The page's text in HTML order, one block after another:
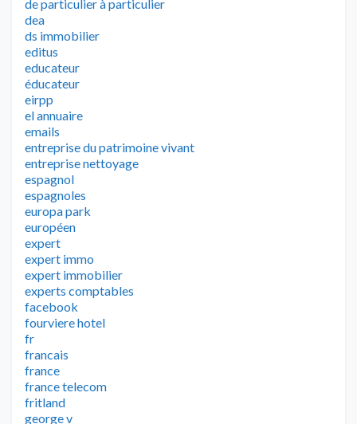
de particulier à particulier
dea
ds immobilier
editus
educateur
éducateur
eirpp
el annuaire
emails
entreprise du patrimoine vivant
entreprise nettoyage
espagnol
espagnoles
europa park
européen
expert
expert immo
expert immobilier
experts comptables
facebook
fourviere hotel
fr
francais
france
france telecom
fritland
george v